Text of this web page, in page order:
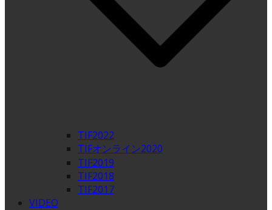
TIF2022
TIFオンライン2020
TIF2019
TIF2018
TIF2017
VIDEO